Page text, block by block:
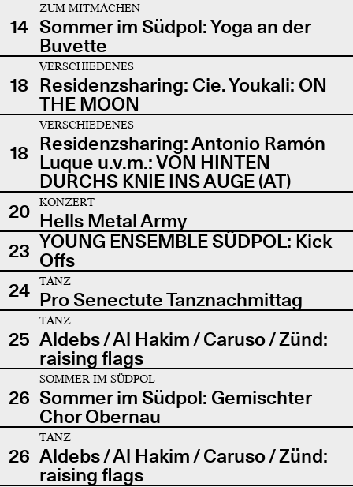
14
ZUM MITMACHEN
Sommer im Südpol: Yoga an der
Buvette
18
VERSCHIEDENES
Residenzsharing: Cie. Youkali: ON
THE MOON
18
VERSCHIEDENES
Residenzsharing: Antonio Ramón
Luque u.v.m.: VON HINTEN
DURCHS KNIE INS AUGE (AT)
20
KONZERT
Hells Metal Army
23 YOUNG ENSEMBLE SÜDPOL: Kick
Offs
24
TANZ
Pro Senectute Tanznachmittag
25
TANZ
Aldebs / Al Hakim / Caruso / Zünd:
raising flags
26
SOMMER IM SÜDPOL
Sommer im Südpol: Gemischter
Chor Obernau
26
TANZ
Aldebs / Al Hakim / Caruso / Zünd:
raising flags